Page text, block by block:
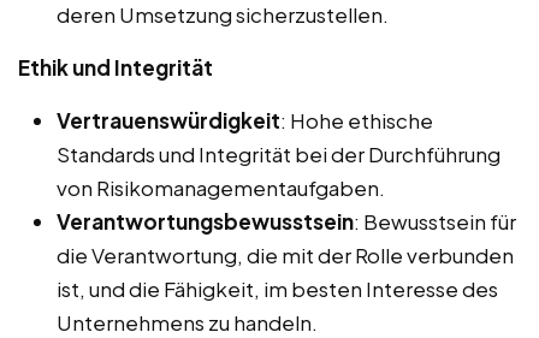
deren Umsetzung sicherzustellen.
Ethik und Integrität
Vertrauenswürdigkeit: Hohe ethische
Standards und Integrität bei der Durchführung
von Risikomanagementaufgaben.
Verantwortungsbewusstsein: Bewusstsein für
die Verantwortung, die mit der Rolle verbunden
ist, und die Fähigkeit, im besten Interesse des
Unternehmens zu handeln.